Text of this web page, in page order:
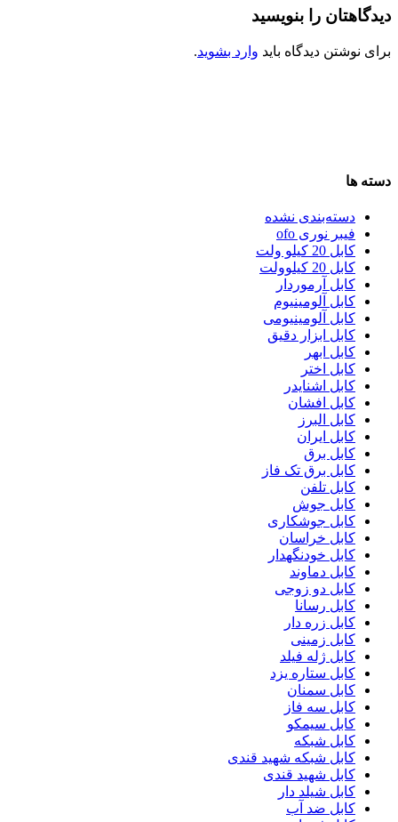
دیدگاهتان را بنویسید
برای نوشتن دیدگاه باید وارد بشوید.
دسته ها
دسته‌بندی نشده
فیبر نوری ofo
کابل 20 کیلو ولت
کابل 20 کیلوولت
کابل آرموردار
کابل آلومینیوم
کابل آلومینیومی
کابل ابزار دقیق
کابل ابهر
کابل اختر
کابل اشنایدر
کابل افشان
کابل البرز
کابل ایران
کابل برق
کابل برق تک فاز
کابل تلفن
کابل جوش
کابل جوشکاری
کابل خراسان
کابل خودنگهدار
کابل دماوند
کابل دو زوجی
کابل رسانا
کابل زره دار
کابل زمینی
کابل ژله فیلد
کابل ستاره یزد
کابل سمنان
کابل سه فاز
کابل سیمکو
کابل شبکه
کابل شبکه شهید قندی
کابل شهید قندی
کابل شیلد دار
کابل ضد آب